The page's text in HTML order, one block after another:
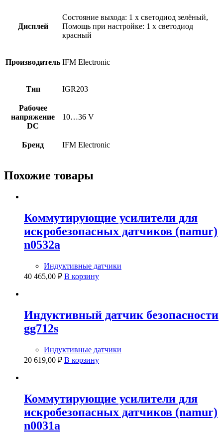
Дисплей
Состояние выхода: 1 x светодиод зелёный,
Помощь при настройке: 1 x светодиод
красный
Производитель IFM Electronic
Тип IGR203
Рабочее
напряжение
DC
10…36 V
Бренд IFM Electronic
Похожие товары
Коммутирующие усилители для
искробезопасных датчиков (namur)
n0532a
Индуктивные датчики
40 465,00 ₽ В корзину
Индуктивный датчик безопасности
gg712s
Индуктивные датчики
20 619,00 ₽ В корзину
Коммутирующие усилители для
искробезопасных датчиков (namur)
n0031a